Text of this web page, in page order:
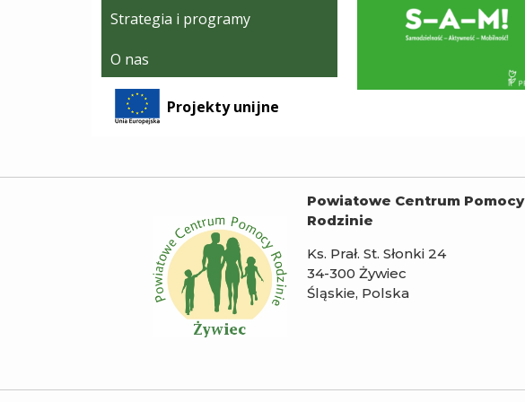
Strategia i programy
O nas
Projekty unijne
Powiatowe Centrum Pomocy
Rodzinie
Ks. Prał. St. Słonki 24
34-300 Żywiec
Śląskie, Polska